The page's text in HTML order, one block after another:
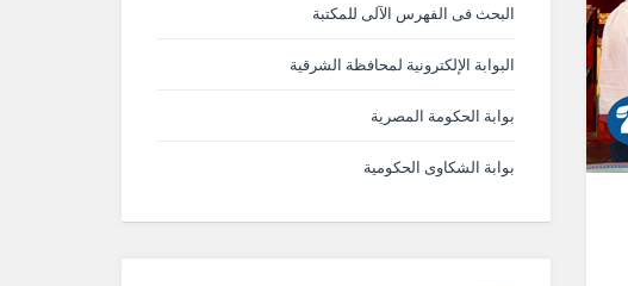
البحث فى الفهرس الآلى للمكتبة
البوابة الإلكترونية لمحافظة الشرقية
بوابة الحكومة المصرية
بوابة الشكاوى الحكومية